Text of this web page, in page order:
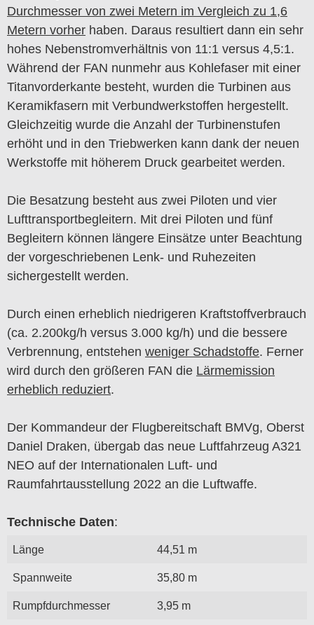
Durchmesser von zwei Metern im Vergleich zu 1,6
Metern vorher haben. Daraus resultiert dann ein sehr
hohes Nebenstromverhältnis von 11:1 versus 4,5:1.
Während der FAN nunmehr aus Kohlefaser mit einer
Titanvorderkante besteht, wurden die Turbinen aus
Keramikfasern mit Verbundwerkstoffen hergestellt.
Gleichzeitig wurde die Anzahl der Turbinenstufen
erhöht und in den Triebwerken kann dank der neuen
Werkstoffe mit höherem Druck gearbeitet werden.
Die Besatzung besteht aus zwei Piloten und vier
Lufttransportbegleitern. Mit drei Piloten und fünf
Begleitern können längere Einsätze unter Beachtung
der vorgeschriebenen Lenk- und Ruhezeiten
sichergestellt werden.
Durch einen erheblich niedrigeren Kraftstoffverbrauch
(ca. 2.200kg/h versus 3.000 kg/h) und die bessere
Verbrennung, entstehen weniger Schadstoffe. Ferner
wird durch den größeren FAN die Lärmemission
erheblich reduziert.
Der Kommandeur der Flugbereitschaft BMVg, Oberst
Daniel Draken, übergab das neue Luftfahrzeug A321
NEO auf der Internationalen Luft- und
Raumfahrtausstellung 2022 an die Luftwaffe.
Technische Daten:
Länge 44,51 m
Spannweite 35,80 m
Rumpfdurchmesser 3,95 m